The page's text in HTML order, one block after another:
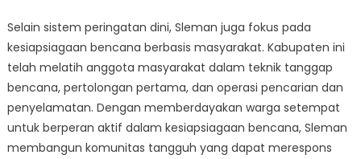
Selain sistem peringatan dini, Sleman juga fokus pada
kesiapsiagaan bencana berbasis masyarakat. Kabupaten ini
telah melatih anggota masyarakat dalam teknik tanggap
bencana, pertolongan pertama, dan operasi pencarian dan
penyelamatan. Dengan memberdayakan warga setempat
untuk berperan aktif dalam kesiapsiagaan bencana, Sleman
membangun komunitas tangguh yang dapat merespons